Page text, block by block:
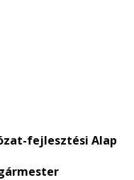
fejlesztési Alap